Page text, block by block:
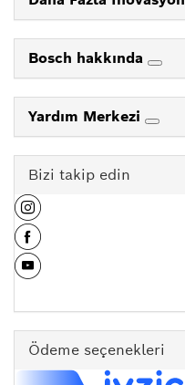
Bosch hakkında
Yardım Merkezi
Bizi takip edin
Ödeme seçenekleri